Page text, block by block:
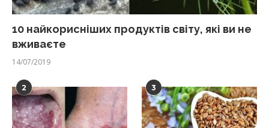
10 найкорисніших продуктів світу, які ви не
вживаєте
14/07/2019
2 3